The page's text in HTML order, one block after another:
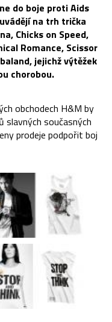
do boje proti Aids
na trh trička
Chicks on Speed,
Romance, Scissor
jejichž výtěžek
chorobou.
obchodech H&M by
slavných současných
prodeje podpořit boj